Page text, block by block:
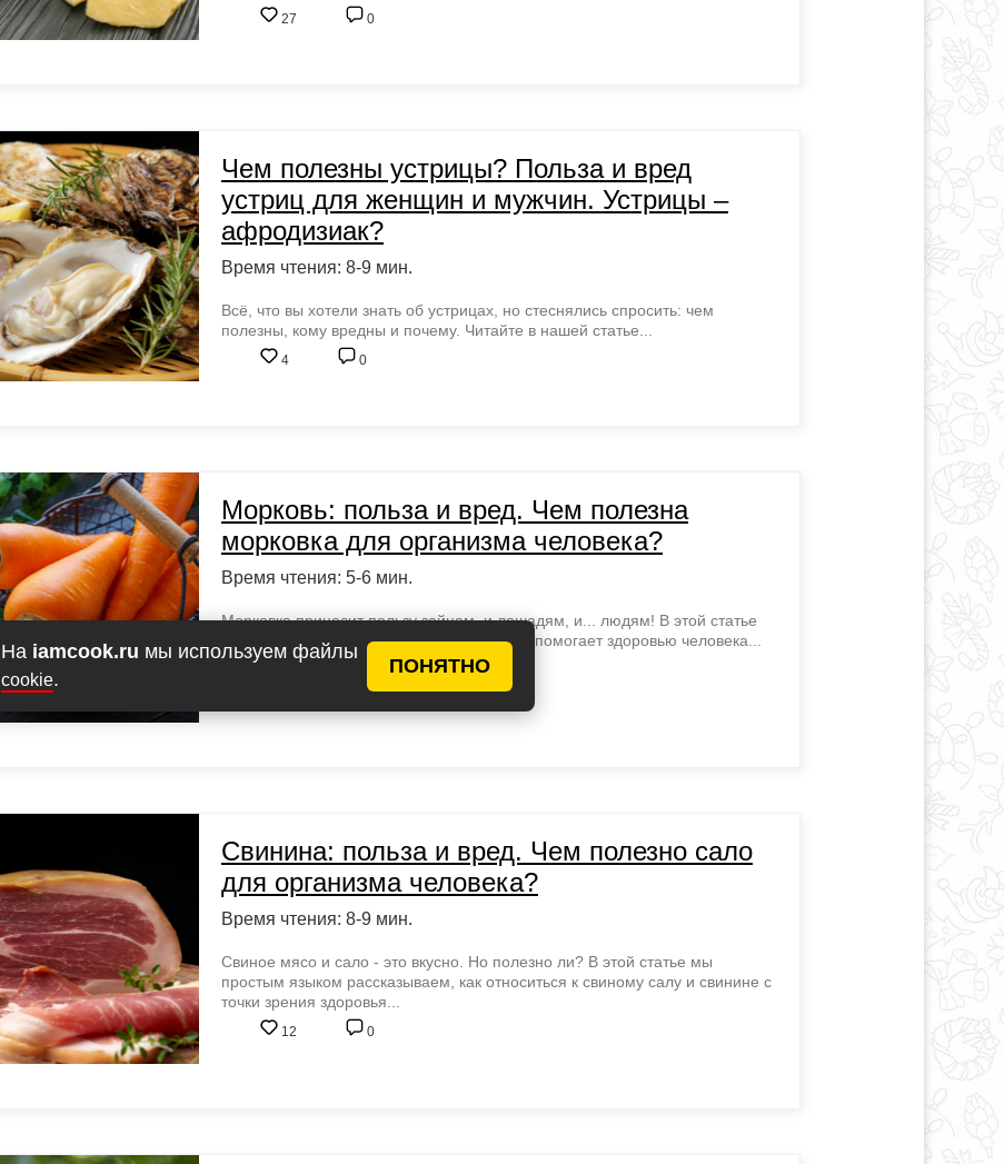
На iamcook.ru мы используем файлы
cookie.
ПОНЯТНО
27 0
Чем полезны устрицы? Польза и вред
устриц для женщин и мужчин. Устрицы –
афродизиак?
Время чтения: 8-9 мин.
Всё, что вы хотели знать об устрицах, но стеснялись спросить: чем
полезны, кому вредны и почему. Читайте в нашей статье...
4 0
Морковь: польза и вред. Чем полезна
морковка для организма человека?
Время чтения: 5-6 мин.
Морковка приносит пользу зайцам, и лошадям, и... людям! В этой статье
простым языком объясняем, чем морковь помогает здоровью человека...
Свинина: польза и вред. Чем полезно сало
для организма человека?
Время чтения: 8-9 мин.
Свиное мясо и сало - это вкусно. Но полезно ли? В этой статье мы
простым языком рассказываем, как относиться к свиному салу и свинине с
точки зрения здоровья...
12 0